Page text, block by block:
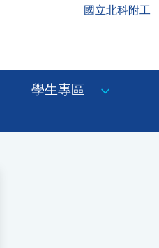
國立北科附工
學生專區